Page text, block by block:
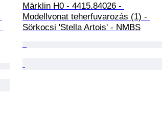
Märklin H0 - 4415.84026 -
Modellvonat teherfuvarozás (1) -
Sörkocsi 'Stella Artois' - NMBS